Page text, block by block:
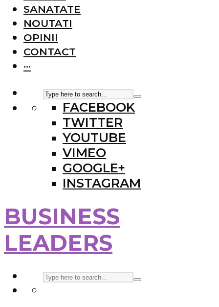
SANATATE
NOUTATI
OPINII
CONTACT
···
FACEBOOK
TWITTER
YOUTUBE
VIMEO
GOOGLE+
INSTAGRAM
BUSINESS
LEADERS